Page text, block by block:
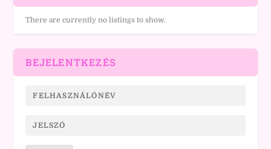
There are currently no listings to show.
BEJELENTKEZÉS